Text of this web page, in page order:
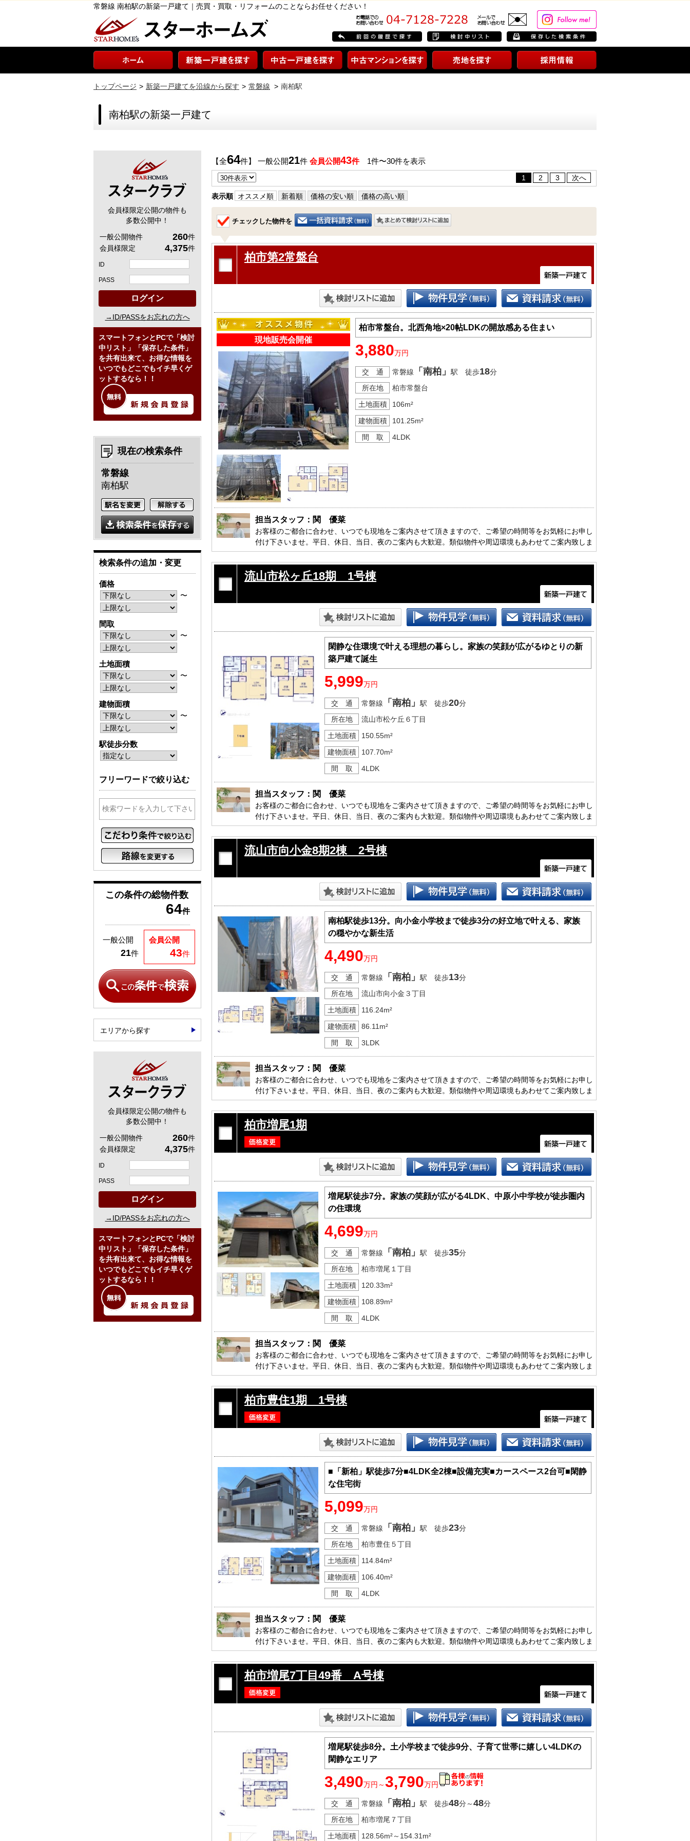
常磐線 南柏駅の新築一戸建て｜売買・買取・リフォームのことならお任せください！
トップページ 新築一戸建てを沿線から探す 常磐線 南柏駅
南柏駅の新築一戸建て
【全64件】 一般公開21件 会員公開43件1件〜30件を表示
1 2 3 次へ
表示順 オススメ順 新着順 価格の安い順 価格の高い順
チェックした物件を
柏市第2常盤台
現地販売会開催
柏市常盤台。北西角地×20帖LDKの開放感ある住まい
3,880万円
交 通 常磐線 「南柏」駅 徒歩18分
所在地
柏市常盤台
土地面積
106m²
建物面積
101.25m²
間 取
4LDK
担当スタッフ：関　優菜
お客様のご都合に合わせ、いつでも現地をご案内させて頂きますので、ご希望の時間等をお気軽にお申し
付け下さいませ。平日、休日、当日、夜のご案内も大歓迎。類似物件や周辺環境もあわせてご案内致しま
す。
流山市松ヶ丘18期 1号棟
閑静な住環境で叶える理想の暮らし。家族の笑顔が広がるゆとりの新
築戸建て誕生
5,999万円
交 通 常磐線 「南柏」駅 徒歩20分
所在地
流山市松ケ丘６丁目
土地面積
150.55m²
建物面積
107.70m²
間 取
4LDK
担当スタッフ：関　優菜
お客様のご都合に合わせ、いつでも現地をご案内させて頂きますので、ご希望の時間等をお気軽にお申し
付け下さいませ。平日、休日、当日、夜のご案内も大歓迎。類似物件や周辺環境もあわせてご案内致しま
す。
流山市向小金8期2棟 2号棟
南柏駅徒歩13分。向小金小学校まで徒歩3分の好立地で叶える、家族
の穏やかな新生活
4,490万円
交 通 常磐線 「南柏」駅 徒歩13分
所在地
流山市向小金３丁目
土地面積
116.24m²
建物面積
86.11m²
間 取
3LDK
担当スタッフ：関　優菜
お客様のご都合に合わせ、いつでも現地をご案内させて頂きますので、ご希望の時間等をお気軽にお申し
付け下さいませ。平日、休日、当日、夜のご案内も大歓迎。類似物件や周辺環境もあわせてご案内致しま
す。
柏市増尾1期
増尾駅徒歩7分。家族の笑顔が広がる4LDK、中原小中学校が徒歩圏内
の住環境
4,699万円
交 通 常磐線 「南柏」駅 徒歩35分
所在地
柏市増尾１丁目
土地面積
120.33m²
建物面積
108.89m²
間 取
4LDK
担当スタッフ：関　優菜
お客様のご都合に合わせ、いつでも現地をご案内させて頂きますので、ご希望の時間等をお気軽にお申し
付け下さいませ。平日、休日、当日、夜のご案内も大歓迎。類似物件や周辺環境もあわせてご案内致しま
す。
柏市豊住1期 1号棟
■「新柏」駅徒歩7分■4LDK全2棟■設備充実■カースペース2台可■閑静
な住宅街
5,099万円
交 通 常磐線 「南柏」駅 徒歩23分
所在地
柏市豊住５丁目
土地面積
114.84m²
建物面積
106.40m²
間 取
4LDK
担当スタッフ：関　優菜
お客様のご都合に合わせ、いつでも現地をご案内させて頂きますので、ご希望の時間等をお気軽にお申し
付け下さいませ。平日、休日、当日、夜のご案内も大歓迎。類似物件や周辺環境もあわせてご案内致しま
す。
柏市増尾7丁目49番 A号棟
増尾駅徒歩8分。土小学校まで徒歩9分、子育て世帯に嬉しい4LDKの
閑静なエリア
3,490万円～3,790万円
交 通 常磐線 「南柏」駅 徒歩48分～48分
所在地
柏市増尾７丁目
土地面積
128.56m²～154.31m²
会員様限定公開の物件も
多数公開中！
一般公開物件
260件
会員様限定
4,375件
ID
PASS
ログイン
→ID/PASSをお忘れの方へ
スマートフォンとPCで「検討
中リスト」「保存した条件」
を共有出来て、お得な情報を
いつでもどこでもイチ早くゲ
ットするなら！！
現在の検索条件
常磐線
南柏駅
検索条件の追加・変更
価格
〜
間取
〜
土地面積
〜
建物面積
〜
駅徒歩分数
フリーワードで絞り込む
この条件の総物件数
64件
会員公開
43件
一般公開
21件
エリアから探す
会員様限定公開の物件も
多数公開中！
一般公開物件
260件
会員様限定
4,375件
ID
PASS
ログイン
→ID/PASSをお忘れの方へ
スマートフォンとPCで「検討
中リスト」「保存した条件」
を共有出来て、お得な情報を
いつでもどこでもイチ早くゲ
ットするなら！！